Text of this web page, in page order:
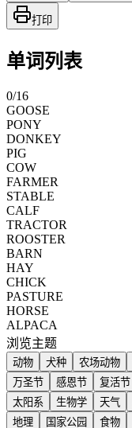
打印
单词列表
0/16
GOOSE
PONY
DONKEY
PIG
COW
FARMER
STABLE
CALF
TRACTOR
ROOSTER
BARN
HAY
CHICK
PASTURE
HORSE
ALPACA
浏览主题
动物 犬种 农场动物
万圣节
感恩节 复活节
太阳系
生物学 天气
地理
国家公园 食物